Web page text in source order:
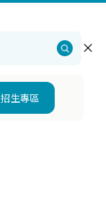
招生專區
English